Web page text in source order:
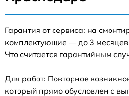
Гарантия от сервиса: на
комплектующие — до 3 месяцев.
Что считается гарантийным
Для работ: Повторное
который прямо обусловлен с